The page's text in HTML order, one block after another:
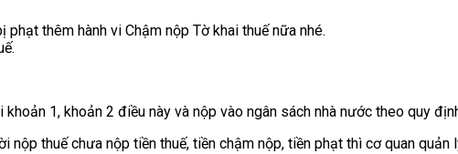
thêm hành vi Chậm nộp Tờ khai thuế nữa nhé.
1, khoản 2 điều này và nộp vào ngân sách nhà nước theo quy
thuế chưa nộp tiền thuế, tiền chậm nộp, tiền phạt thì cơ quan